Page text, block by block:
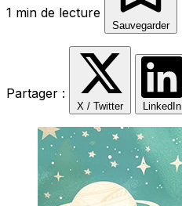
1 min de lecture
Sauvegarder
Partager :
X / Twitter LinkedIn